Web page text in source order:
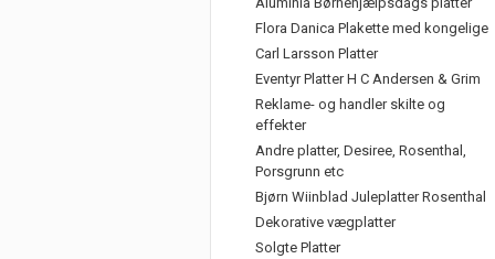
Flora Danica Plakette med kongelige
Carl Larsson Platter
Eventyr Platter H C Andersen & Grim
Reklame- og handler skilte og
effekter
Andre platter, Desiree, Rosenthal,
Porsgrunn etc
Bjørn Wiinblad Juleplatter Rosenthal
Dekorative vægplatter
Solgte Platter